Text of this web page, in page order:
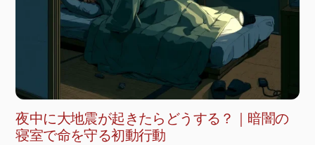
夜中に大地震が起きたらどうする？｜暗闇の
寝室で命を守る初動行動